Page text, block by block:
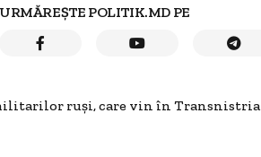
URMĂREȘTE POLITIK.MD PE
ruși, care vin în Transnistria